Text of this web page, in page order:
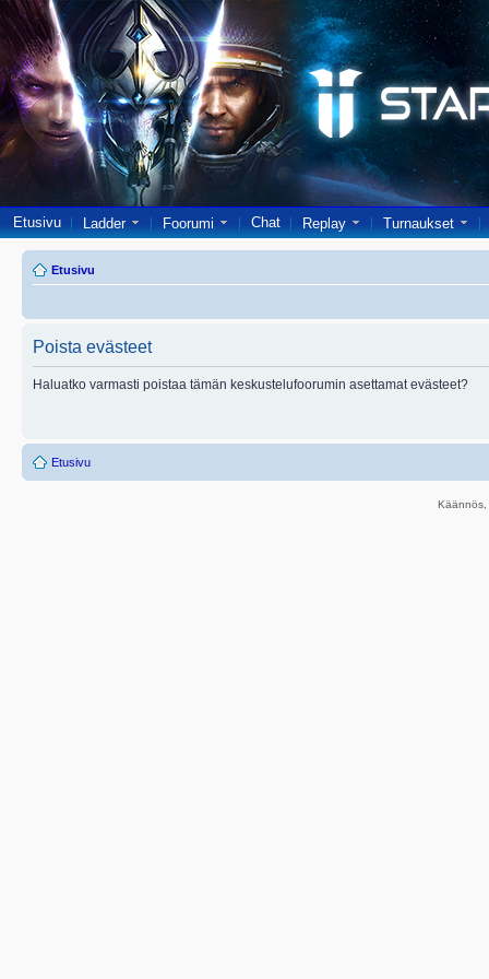
Etusivu Ladder Foorumi Chat Replay Turnaukset
Etusivu
Poista evästeet
Haluatko varmasti poistaa tämän keskustelufoorumin asettamat evästeet?
Etusivu